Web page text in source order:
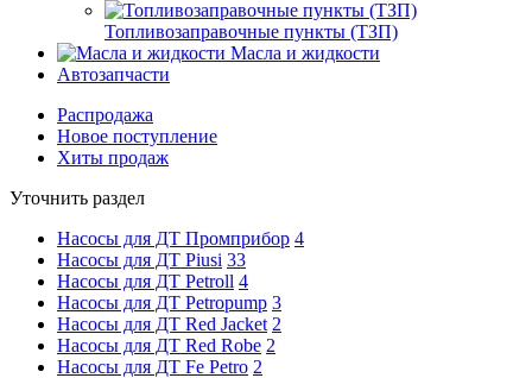
Топливозаправочные пункты (ТЗП)
Масла и жидкости
Автозапчасти
Распродажа
Новое поступление
Хиты продаж
Уточнить раздел
Насосы для ДТ Промприбор 4
Насосы для ДТ Piusi 33
Насосы для ДТ Petroll 4
Насосы для ДТ Petropump 3
Насосы для ДТ Red Jacket 2
Насосы для ДТ Red Robe 2
Насосы для ДТ Fe Petro 2